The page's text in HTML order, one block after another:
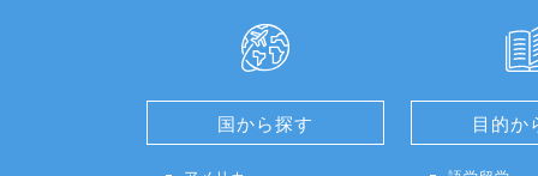
国から探す 目的か